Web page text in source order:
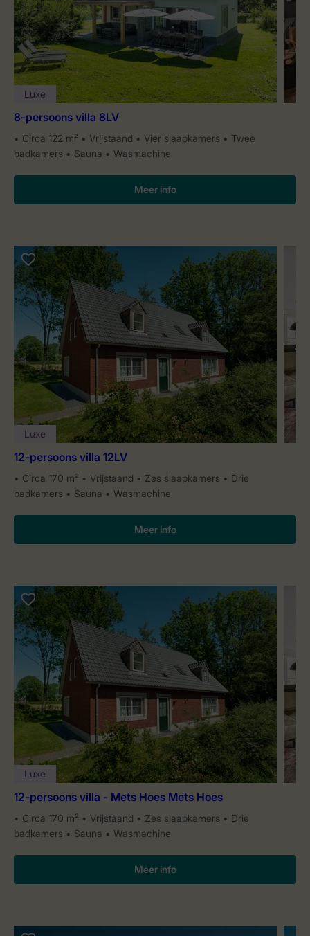
Luxe
8-persoons villa 8LV
Circa 122 m² Vrijstaand Vier slaapkamers
Twee
badkamers
Sauna Wasmachine
Meer info
Luxe
12-persoons villa 12LV
Circa 170 m² Vrijstaand Zes slaapkamers
Drie
badkamers
Sauna Wasmachine
Meer info
Luxe
12-persoons villa - Mets Hoes Mets Hoes
Circa 170 m² Vrijstaand Zes slaapkamers
Drie
badkamers
Sauna Wasmachine
Meer info